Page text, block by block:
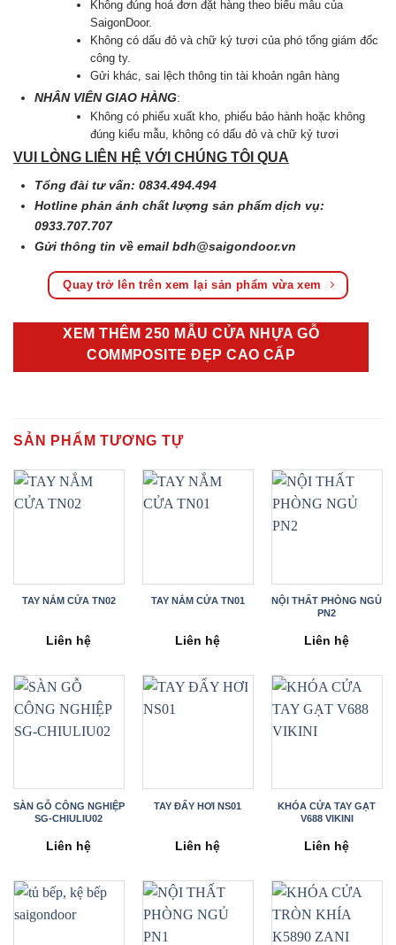
Không đúng hoá đơn đặt hàng theo biểu mẫu của
SaigonDoor.
Không có dấu đỏ và chữ ký tươi của phó tổng giám đốc
công ty.
Gửi khác, sai lệch thông tin tài khoản ngân hàng
NHÂN VIÊN GIAO HÀNG:
Không có phiếu xuất kho, phiếu bảo hành hoặc không
đúng kiểu mẫu, không có dấu đỏ và chữ kỷ tươi
VUI LÒNG LIÊN HỆ VỚI CHÚNG TÔI QUA
Tổng đài tư vấn: 0834.494.494
Hotline phản ánh chất lượng sản phẩm dịch vụ:
0933.707.707
Gửi thông tin về emailbdh@saigondoor.vn
Quay trở lên trên xem lại sản phẩm vừa xem
XEM THÊM 250 MẪU CỬA NHỰA GỖ
COMMPOSITE ĐẸP CAO CẤP
SẢN PHẨM TƯƠNG TỰ
TAY NẮM CỬA TN02
Liên hệ
TAY NẮM CỬA TN01
Liên hệ
NỘI THẤT PHÒNG NGỦ
PN2
Liên hệ
SÀN GỖ CÔNG NGHIỆP
SG-CHIULIU02
Liên hệ
TAY ĐẨY HƠI NS01
Liên hệ
KHÓA CỬA TAY GẠT
V688 VIKINI
Liên hệ